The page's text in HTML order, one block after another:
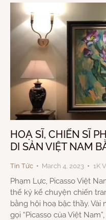
HOẠ SĨ, CHIẾN SĨ
DI SẢN VIỆT NAM
Tin Tức March 4, 2023 1K
Phạm Lực, Picasso Việt
thế kỷ kể chuyện chiến
bằng hội hoạ bậc thầy.
gọi “Picasso của Việt